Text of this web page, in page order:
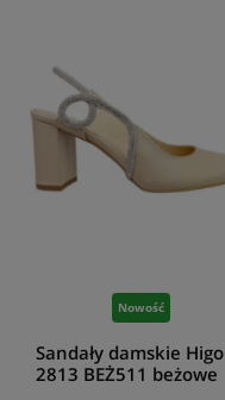
Nowość
Sandały damskie Higo
2813 BEŻ511 beżowe